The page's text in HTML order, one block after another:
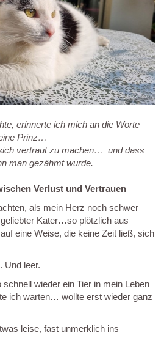
erinnerte ich mich an die Worte
Prinz…
vertraut zu machen… und dass
man gezähmt wurde.
Verlust und Vertrauen
als mein Herz noch schwer
Kater…so plötzlich aus
eine Weise, die keine Zeit ließ, sich
Und leer.
wieder ein Tier in mein Leben
ich warten… wollte erst wieder ganz
leise, fast unmerklich ins